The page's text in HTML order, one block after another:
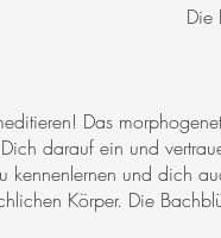
Die
Das
darauf ein und
kennenlernen und dich
Körper. Die